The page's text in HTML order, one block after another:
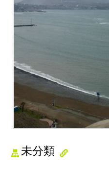
未分類